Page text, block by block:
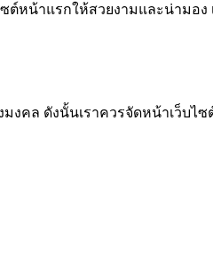
ต์หน้าแรกให้สวยงามและน่ามอ
ล ดังนั้นเราควรจัดหน้าเว็บไซ